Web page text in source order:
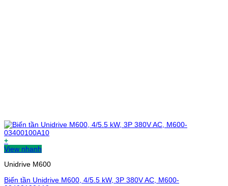
+
View nhanh
Unidrive M600
Biến tần Unidrive M600, 4/5.5 kW, 3P 380V AC, M600-